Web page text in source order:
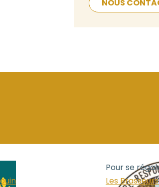
NOUS
Pour se
Les